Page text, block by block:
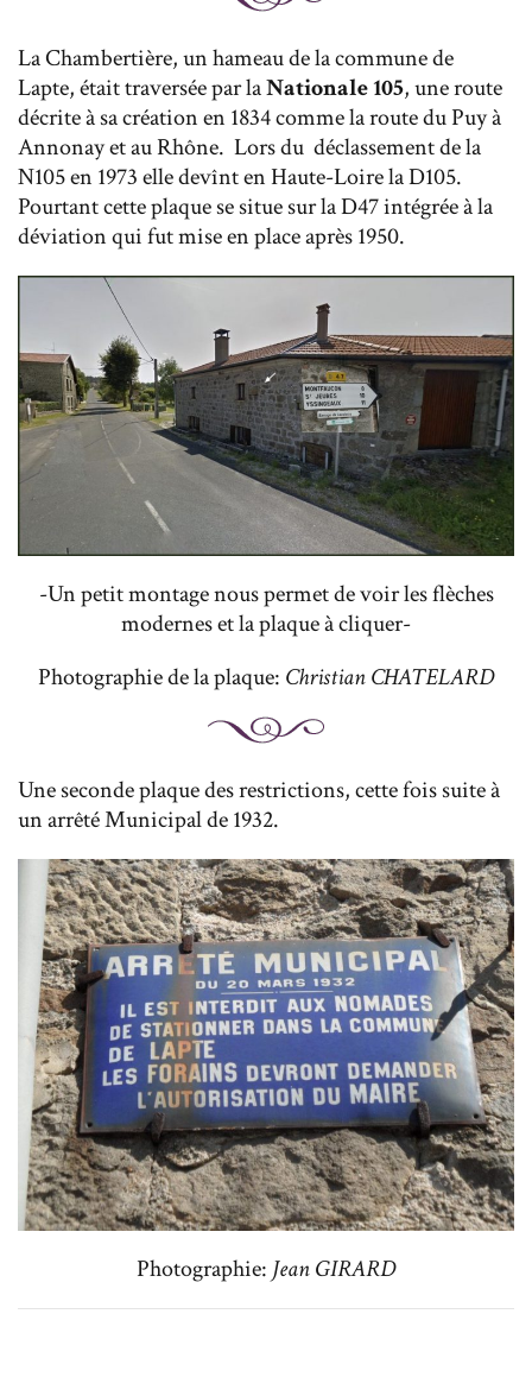
La Chambertière, un hameau de la commune de
Lapte, était traversée par laNationale 105, une route
décrite à sa création en 1834 comme la route du Puy à
Annonay et au Rhône. Lors du déclassement de la
N105 en 1973 elle devînt en Haute-Loire la D105.
Pourtant cette plaque se situe sur la D47 intégrée à la
déviation qui fut mise en place après 1950.
-Un petit montage nous permet de voir les flèches
modernes et la plaque à cliquer-
Photographie de la plaque: Christian CHATELARD
Une seconde plaque des restrictions, cette fois suite à
un arrêté Municipal de 1932.
Photographie: Jean GIRARD